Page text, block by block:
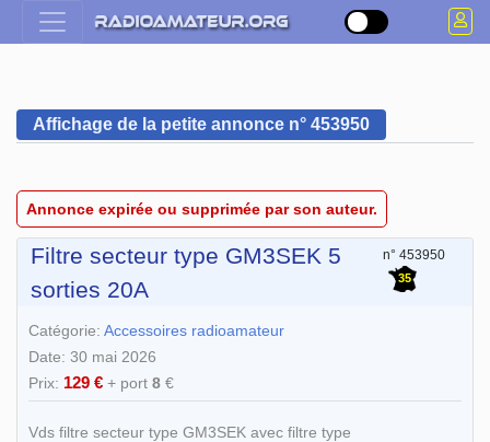
Affichage de la petite annonce n° 453950
Annonce expirée ou supprimée par son auteur.
Filtre secteur type GM3SEK 5
sorties 20A
n° 453950
35
Catégorie: Accessoires radioamateur
Date: 30 mai 2026
Prix: 129 € + port 8€
Vds filtre secteur type GM3SEK avec filtre type